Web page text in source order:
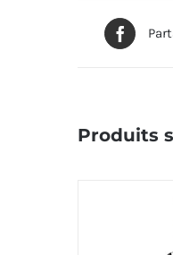
Produits